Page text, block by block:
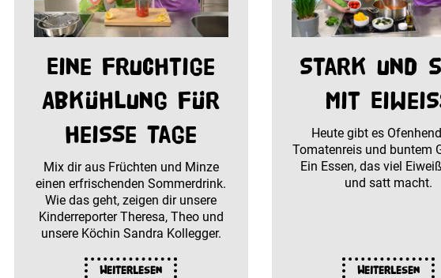
Eine fruchtige
Abkühlung für
heiße Tage
Mix dir aus Früchten und Minze
einen erfrischenden Sommerdrink.
Wie das geht, zeigen dir unsere
Kinderreporter Theresa, Theo und
unsere Köchin Sandra Kollegger.
Weiterlesen
Stark und
mit
Heute gibt es
Tomatenreis und buntem
Ein Essen, das viel
und satt macht.
Weiterlesen